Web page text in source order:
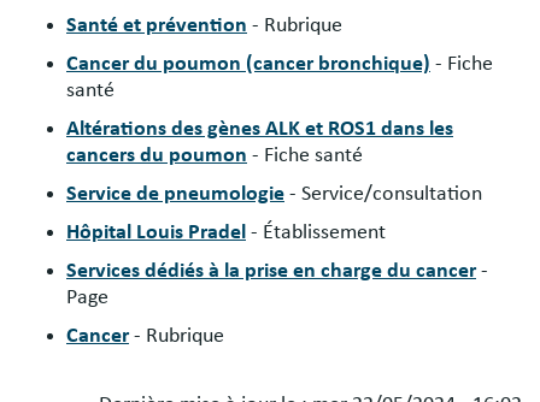
Santé et prévention - Rubrique
Cancer du poumon (cancer bronchique) - Fiche
santé
Altérations des gènes ALK et ROS1 dans les
cancers du poumon - Fiche santé
Service de pneumologie - Service/consultation
Hôpital Louis Pradel - Établissement
Services dédiés à la prise en charge du cancer -
Page
Cancer - Rubrique